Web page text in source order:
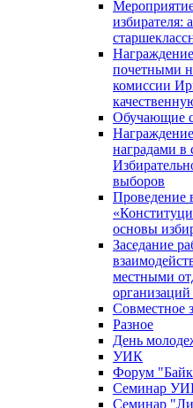
избирателя:
почетными
комиссии
Обучающие
наградами в
выборов
Проведение
основы
Заседание
местными
Разное
День
УИК
Форум
Семинар
Семинар